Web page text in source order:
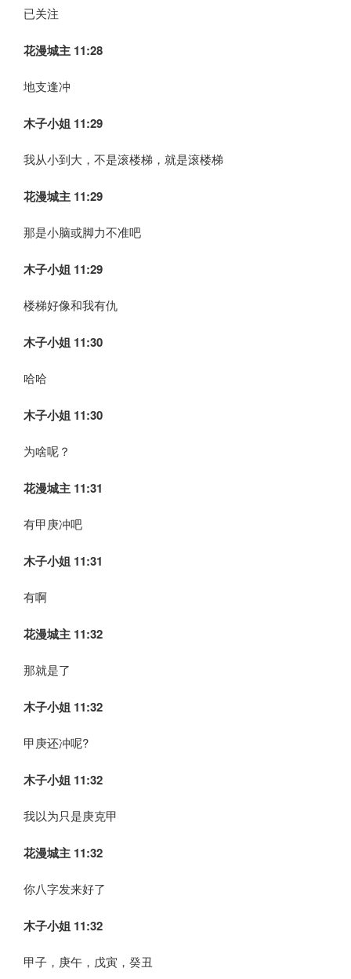
已关注
花漫城主 11:28
地支逢冲
木子小姐 11:29
我从小到大，不是滚楼梯，就是滚楼梯
花漫城主 11:29
那是小脑或脚力不准吧
木子小姐 11:29
楼梯好像和我有仇
木子小姐 11:30
哈哈
木子小姐 11:30
为啥呢？
花漫城主 11:31
有甲庚冲吧
木子小姐 11:31
有啊
花漫城主 11:32
那就是了
木子小姐 11:32
甲庚还冲呢?
木子小姐 11:32
我以为只是庚克甲
花漫城主 11:32
你八字发来好了
木子小姐 11:32
甲子，庚午，戊寅，癸丑